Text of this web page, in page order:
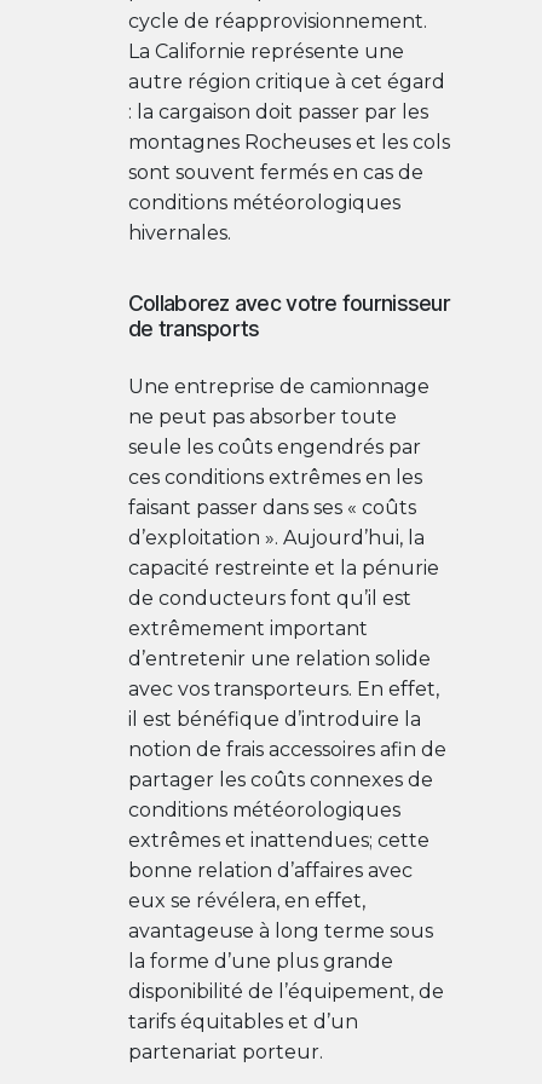
cycle de réapprovisionnement.
La Californie représente une
autre région critique à cet égard
: la cargaison doit passer par les
montagnes Rocheuses et les cols
sont souvent fermés en cas de
conditions météorologiques
hivernales.
Collaborez avec votre fournisseur
de transports
Une entreprise de camionnage
ne peut pas absorber toute
seule les coûts engendrés par
ces conditions extrêmes en les
faisant passer dans ses « coûts
d’exploitation ». Aujourd’hui, la
capacité restreinte et la pénurie
de conducteurs font qu’il est
extrêmement important
d’entretenir une relation solide
avec vos transporteurs. En effet,
il est bénéfique d’introduire la
notion de frais accessoires afin de
partager les coûts connexes de
conditions météorologiques
extrêmes et inattendues; cette
bonne relation d’affaires avec
eux se révélera, en effet,
avantageuse à long terme sous
la forme d’une plus grande
disponibilité de l’équipement, de
tarifs équitables et d’un
partenariat porteur.